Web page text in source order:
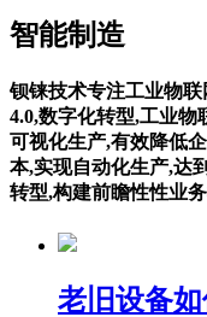
智能制造
钡铼技术专注工业物
4.0,数字化转型,工业物
可视化生产,有效降低
本,实现自动化生产,达
转型,构建前瞻性性业
老旧设备